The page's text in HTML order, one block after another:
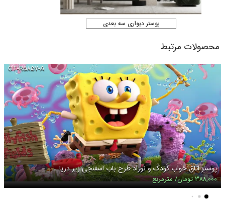
پوستر دیواری سه بعدی
محصولات مرتبط
OT-R۵۸۵۷-A
پوستر اتاق خواب کودک و نوزاد طرح باب اسفنجی زیر دریا
۳۸۸,۰۰۰ تومان/ مترمربع